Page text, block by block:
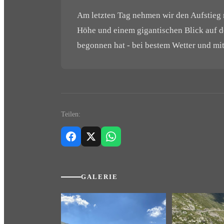
Am letzten Tag nehmen wir den
Höhe und einem gigantischen Blick auf
begonnen hat - bei bestem Wetter und
Teilen:
GALERIE